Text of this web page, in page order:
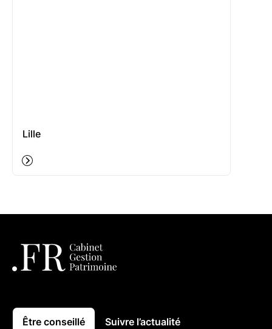
Lille
Être conseillé Suivre l’actualité